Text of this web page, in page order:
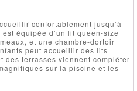
confortablement jusqu’à
équipée d’un lit queen-size
et une chambre-dortoir
peut accueillir des lits
des terrasses viennent compléter
sur la piscine et les